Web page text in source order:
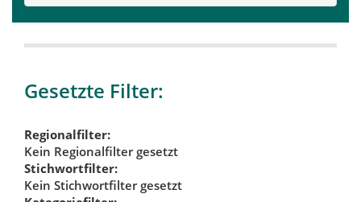
Gesetzte Filter:
Regionalfilter:
Kein Regionalfilter gesetzt
Stichwortfilter:
Kein Stichwortfilter gesetzt